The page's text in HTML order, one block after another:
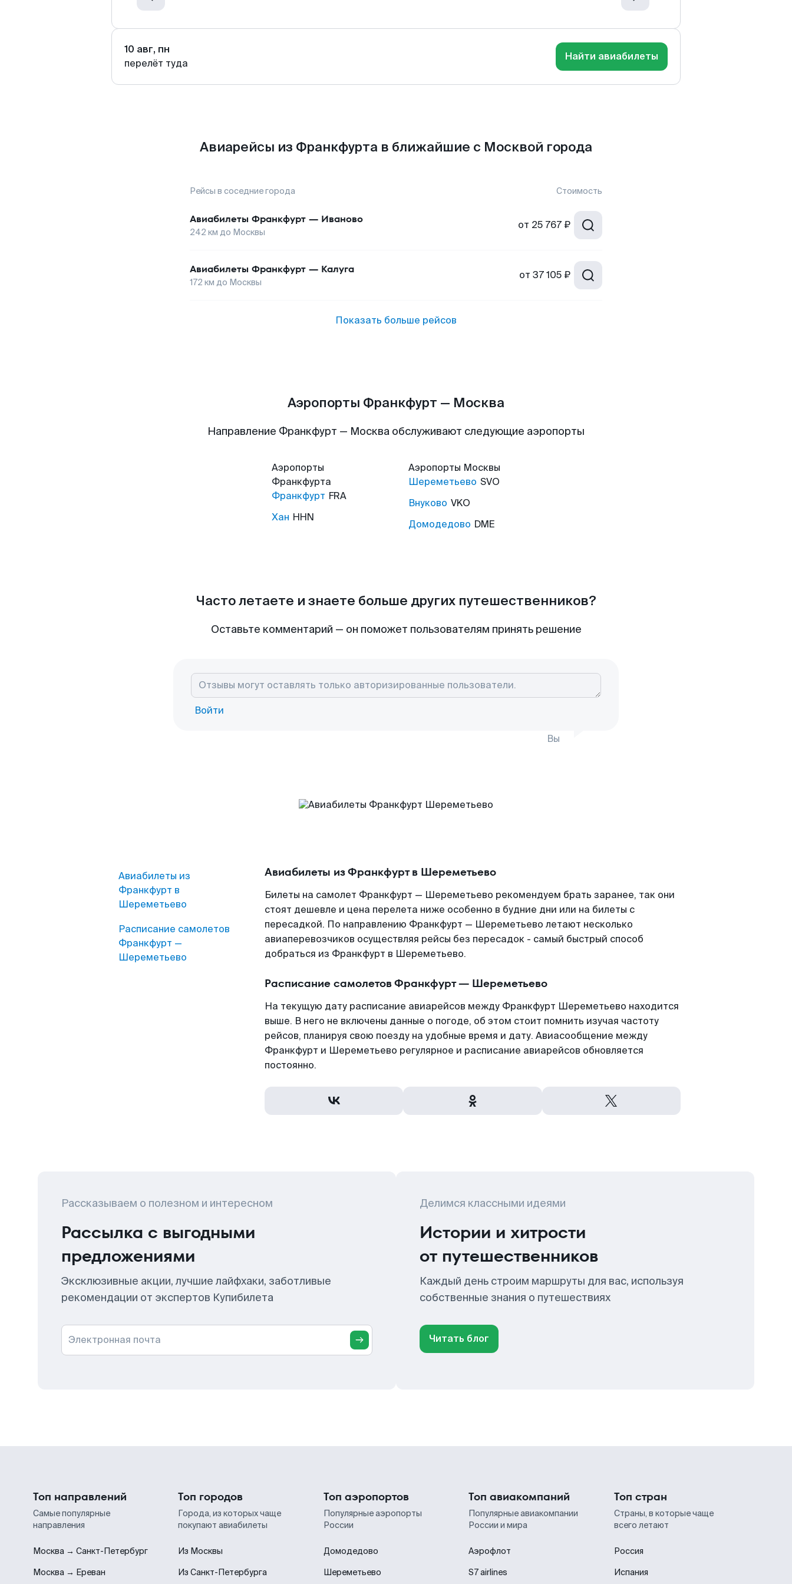
10 авг, пн
перелёт туда
Найти авиабилеты
Авиарейсы из Франкфурта в ближайшие с Москвой города
Рейсы в соседние города Стоимость
Авиабилеты Франкфурт — Иваново
242 км до Москвы
от 25 767 ₽
Авиабилеты Франкфурт — Калуга
172 км до Москвы
от 37 105 ₽
Показать больше рейсов
Аэропорты Франкфурт — Москва
Направление Франкфурт — Москва обслуживают следующие аэропорты
Аэропорты
Франкфурта
Франкфурт FRA
Хан HHN
Аэропорты Москвы
Шереметьево SVO
Внуково VKO
Домодедово DME
Часто летаете и знаете больше других путешественников?
Оставьте комментарий — он поможет пользователям принять решение
Войти
Вы
Авиабилеты из
Франкфурт в
Шереметьево
Расписание самолетов
Франкфурт —
Шереметьево
Авиабилеты из Франкфурт в Шереметьево
Билеты на самолет Франкфурт — Шереметьево рекомендуем брать заранее, так они
стоят дешевле и цена перелета ниже особенно в будние дни или на билеты с
пересадкой. По направлению Франкфурт — Шереметьево летают несколько
авиаперевозчиков осуществляя рейсы без пересадок - самый быстрый способ
добраться из Франкфурт в Шереметьево.
Расписание самолетов Франкфурт — Шереметьево
На текущую дату расписание авиарейсов между Франкфурт Шереметьево находится
выше. В него не включены данные о погоде, об этом стоит помнить изучая частоту
рейсов, планируя свою поезду на удобные время и дату. Авиасообщение между
Франкфурт и Шереметьево регулярное и расписание авиарейсов обновляется
постоянно.
Рассказываем о полезном и интересном
Рассылка с выгодными
предложениями
Эксклюзивные акции, лучшие лайфхаки, заботливые
рекомендации от экспертов Купибилета
Электронная почта
Делимся классными идеями
Истории и хитрости
от путешественников
Каждый день строим маршруты для вас, используя
собственные знания о путешествиях
Читать блог
Топ направлений
Самые популярные
направления
Москва → Санкт-Петербург
Москва → Ереван
Топ городов
Города, из которых чаще
покупают авиабилеты
Из Москвы
Из Санкт-Петербурга
Топ аэропортов
Популярные аэропорты
России
Домодедово
Шереметьево
Топ авиакомпаний
Популярные авиакомпании
России и мира
Аэрофлот
S7 airlines
Топ стран
Страны, в которые чаще
всего летают
Россия
Испания